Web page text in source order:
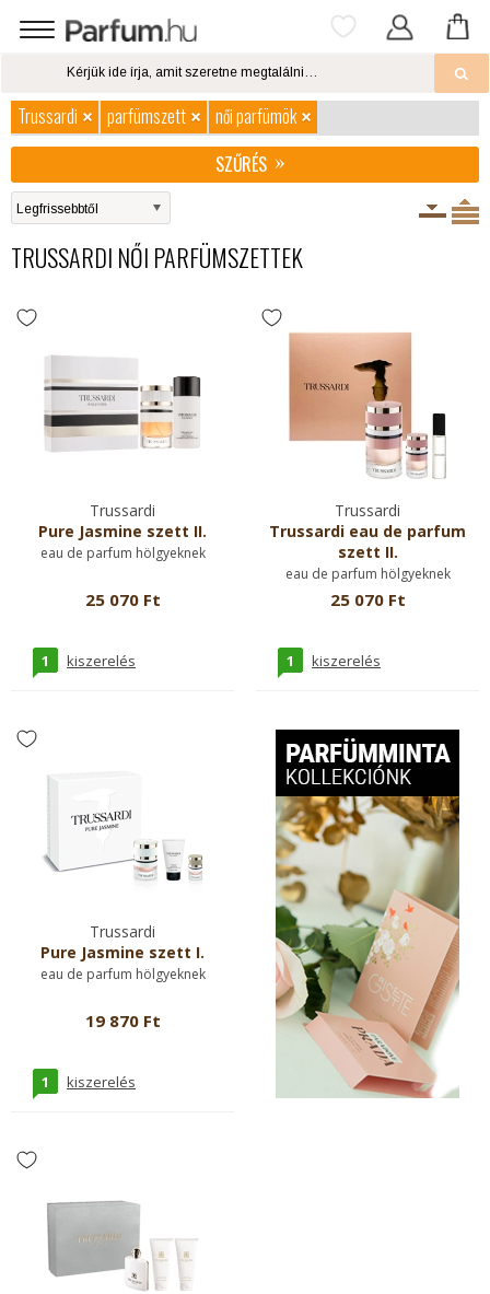
Trussardi parfümszett
női parfümök
SZŰRÉS
TRUSSARDI NŐI PARFÜMSZETTEK
Trussardi
Pure Jasmine szett II.
eau de parfum hölgyeknek
25 070 Ft
1 kiszerelés
Trussardi
Trussardi eau de parfum
szett II.
eau de parfum hölgyeknek
25 070 Ft
1 kiszerelés
Trussardi
Pure Jasmine szett I.
eau de parfum hölgyeknek
19 870 Ft
1 kiszerelés